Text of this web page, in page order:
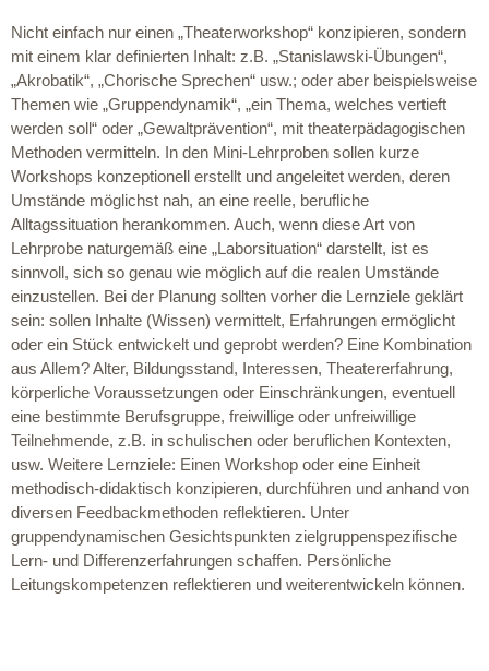
Nicht einfach nur einen „Theaterworkshop“ konzipieren, sondern
mit einem klar definierten Inhalt: z.B. „Stanislawski-Übungen“,
„Akrobatik“, „Chorische Sprechen“ usw.; oder aber beispielsweise
Themen wie „Gruppendynamik“, „ein Thema, welches vertieft
werden soll“ oder „Gewaltprävention“, mit theaterpädagogischen
Methoden vermitteln. In den Mini-Lehrproben sollen kurze
Workshops konzeptionell erstellt und angeleitet werden, deren
Umstände möglichst nah, an eine reelle, berufliche
Alltagssituation herankommen. Auch, wenn diese Art von
Lehrprobe naturgemäß eine „Laborsituation“ darstellt, ist es
sinnvoll, sich so genau wie möglich auf die realen Umstände
einzustellen. Bei der Planung sollten vorher die Lernziele geklärt
sein: sollen Inhalte (Wissen) vermittelt, Erfahrungen ermöglicht
oder ein Stück entwickelt und geprobt werden? Eine Kombination
aus Allem? Alter, Bildungsstand, Interessen, Theatererfahrung,
körperliche Voraussetzungen oder Einschränkungen, eventuell
eine bestimmte Berufsgruppe, freiwillige oder unfreiwillige
Teilnehmende, z.B. in schulischen oder beruflichen Kontexten,
usw. Weitere Lernziele: Einen Workshop oder eine Einheit
methodisch-didaktisch konzipieren, durchführen und anhand von
diversen Feedbackmethoden reflektieren. Unter
gruppendynamischen Gesichtspunkten zielgruppenspezifische
Lern- und Differenzerfahrungen schaffen. Persönliche
Leitungskompetenzen reflektieren und weiterentwickeln können.